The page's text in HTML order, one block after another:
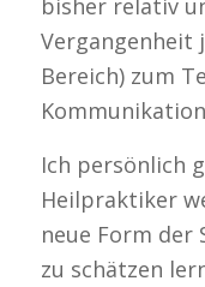
bisher relativ
Vergangenheit
Bereich) zum
Ich persönlich
Heilpraktiker
neue Form der
zu schätzen